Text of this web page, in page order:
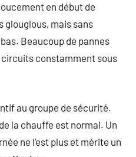
en début de
glouglous, mais sans
Beaucoup de pannes
constamment sous
au groupe de sécurité.
la chauffe est normal. Un
ne l’est plus et mérite un